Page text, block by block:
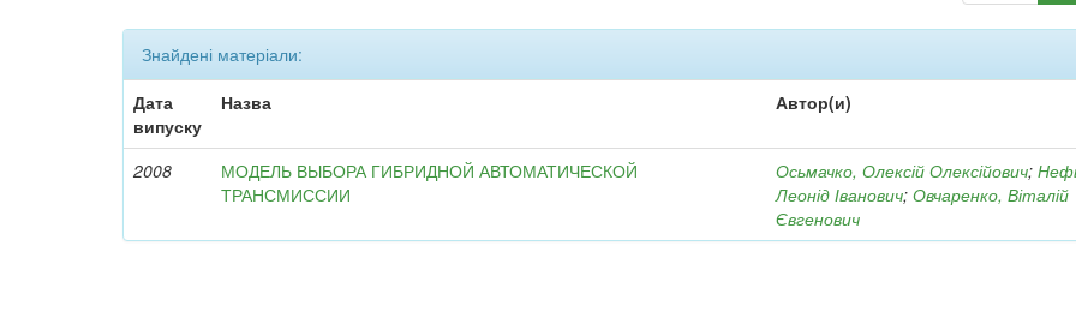
Знайдені матеріали:
Дата
випуску
Назва Автор(и)
2008
МОДЕЛЬ ВЫБОРА ГИБРИДНОЙ АВТОМАТИЧЕСКОЙ
ТРАНСМИССИИ
Осьмачко, Олексій Олексійович;
Леонід Іванович;Овчаренко, Віталій
Євгенович